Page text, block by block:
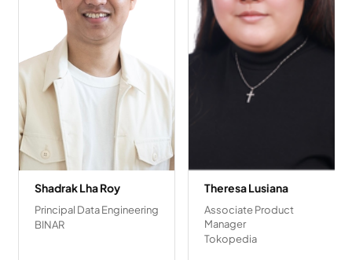
Shadrak Lha Roy
Principal Data Engineering
BINAR
Theresa Lusiana
Associate Product
Manager
Tokopedia